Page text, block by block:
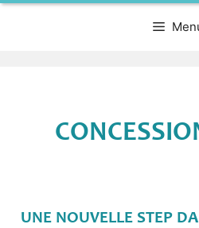
UNE NOUVELLE STEP